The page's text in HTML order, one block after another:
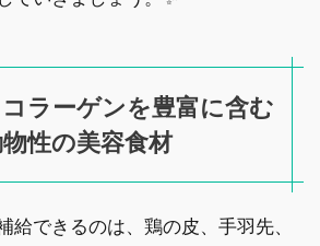
ラーゲンを豊富に含む
性の美容食材
給できるのは、鶏の皮、手羽先、